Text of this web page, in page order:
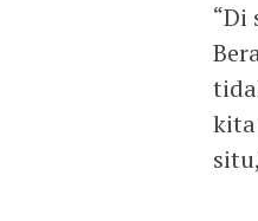
“Di
kita